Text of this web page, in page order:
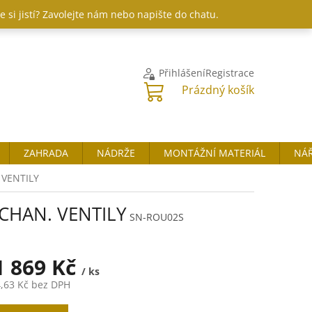
si jistí? Zavolejte nám nebo napište do chatu.
PřihlášeníRegistrace
NÁKUPNÍ
Prázdný košík
ZAHRADA NÁDRŽE MONTÁŽNÍ MATERIÁL
VENTILY SN-ROU02S
869 Kč / ks
Kč bez DPH